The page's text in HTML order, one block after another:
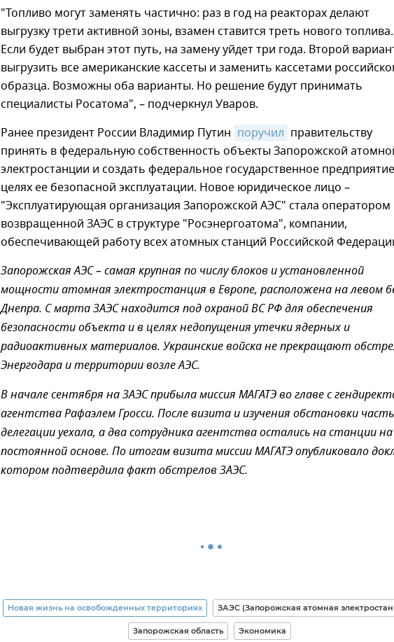
"Топливо могут заменять частично: раз в год на реакторах делают
выгрузку трети активной зоны, взамен ставится треть нового топлива.
Если будет выбран этот путь, на замену уйдет три года. Второй
выгрузить все американские кассеты и заменить кассетами
образца. Возможны оба варианты. Но решение будут принимать
специалисты Росатома", – подчеркнул Уваров.
Ранее президент России Владимир Путин поручил правительству
принять в федеральную собственность объекты Запорожской
электростанции и создать федеральное государственное
целях ее безопасной эксплуатации. Новое юридическое лицо –
"Эксплуатирующая организация Запорожской АЭС" стала оператором
возвращенной ЗАЭС в структуре "Росэнергоатома", компании,
обеспечивающей работу всех атомных станций Российской
Запорожская АЭС – самая крупная по числу блоков и установленной
мощности атомная электростанция в Европе, расположена на левом
Днепра. С марта ЗАЭС находится под охраной ВС РФ для обеспечения
безопасности объекта и в целях недопущения утечки ядерных и
радиоактивных материалов. Украинские войска не прекращают
Энергодара и территории возле АЭС.
В начале сентября на ЗАЭС прибыла миссия МАГАТЭ во главе с
агентства Рафаэлем Гросси. После визита и изучения обстановки часть
делегации уехала, а два сотрудника агентства остались на станции на
постоянной основе. По итогам визита миссии МАГАТЭ опубликовало
котором подтвердила факт обстрелов ЗАЭС.
Новая жизнь на освобожденных территориях ЗАЭС (Запорожская атомная
Запорожская область Экономика